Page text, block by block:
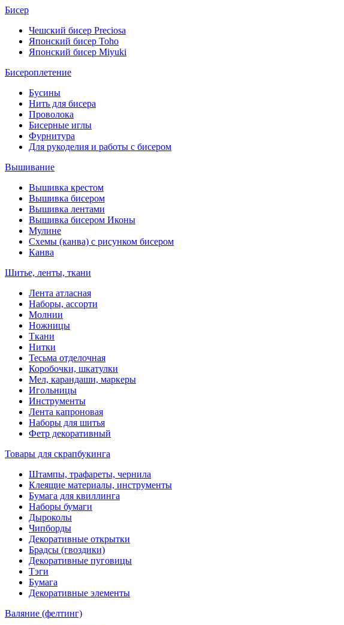
Бисер
Чешский бисер Preciosa
Японский бисер Toho
Японский бисер Miyuki
Бисероплетение
Бусины
Нить для бисера
Проволока
Бисерные иглы
Фурнитура
Для рукоделия и работы с бисером
Вышивание
Вышивка крестом
Вышивка бисером
Вышивка лентами
Вышивка бисером Иконы
Мулине
Схемы (канва) с рисунком бисером
Канва
Шитье, ленты, ткани
Лента атласная
Наборы, ассорти
Молнии
Ножницы
Ткани
Нитки
Тесьма отделочная
Коробочки, шкатулки
Мел, карандаши, маркеры
Игольницы
Инструменты
Лента капроновая
Наборы для шитья
Фетр декоративный
Товары для скрапбукинга
Штампы, трафареты, чернила
Клеящие материалы, инструменты
Бумага для квиллинга
Наборы бумаги
Дыроколы
Чипборды
Декоративные открытки
Брадсы (гвоздики)
Декоративные пуговицы
Тэги
Бумага
Декоративные элементы
Валяние (фелтинг)